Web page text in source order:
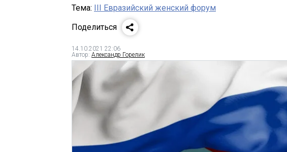
Тема: III Евразийский женский форум
Поделиться
14.10.2021 22:06
Автор: Александр Горелик